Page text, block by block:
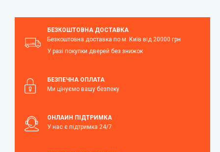
БЕЗКОШТОВНА ДОСТАВКА
Безкоштовна доставка по м. Київ від 20000 грн
У разі покупки дверей без знижок
БЕЗПЕЧНА ОПЛАТА
Ми цінуємо вашу безпеку
ОНЛАЙН ПІДТРИМКА
У нас є підтримка 24/7